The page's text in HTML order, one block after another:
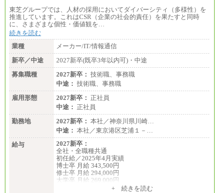
東芝グループでは、人材の採用においてダイバーシティ（多様性）を
推進しています。これはCSR（企業の社会的責任）を果たすと同時
に、さまざまな個性・価値観を…
続きを読む
業種
メーカー/IT/情報通信
新卒／中途
2027新卒(既卒3年以内可)・中途
募集職種
2027新卒： 技術職、事務職
中途： 技術職、事務職
雇用形態
2027新卒： 正社員
中途： 正社員
勤務地
2027新卒： 本社／神奈川県川崎…
中途： 本社／東京港区芝浦１－…
給与
2027新卒：
全社・全職種共通
初任給／2025年4月実績
博士卒 月給 343,500円
修士卒 月給 294,000円
大学卒 月給 269,000円
※試用期間の給与に変更はございません
+ 続きを読む